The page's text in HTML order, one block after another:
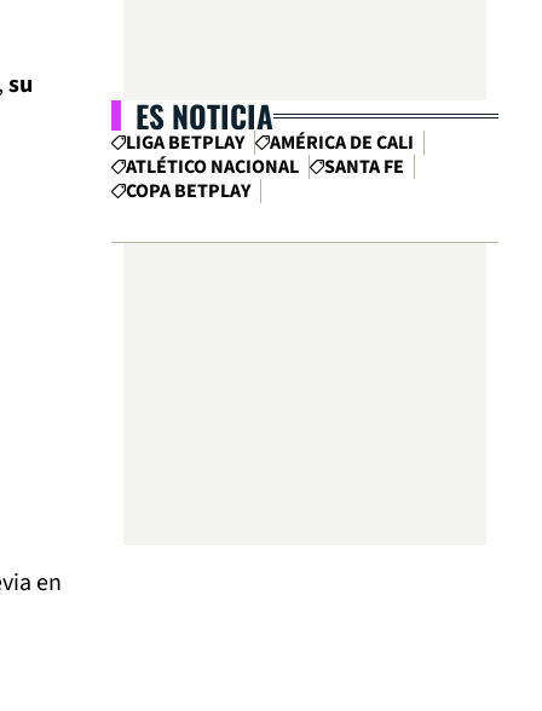
su
en
ES NOTICIA
LIGA BETPLAY
AMÉRICA DE CALI
ATLÉTICO NACIONAL
SANTA FE
COPA BETPLAY